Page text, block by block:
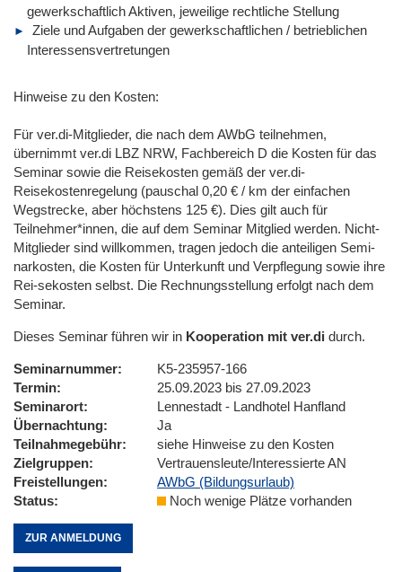
gewerkschaftlich Aktiven, jeweilige rechtliche Stellung
Ziele und Aufgaben der gewerkschaftlichen / betrieblichen
Interessensvertretungen
Hinweise zu den Kosten:
Für ver.di-Mitglieder, die nach dem AWbG teilnehmen,
übernimmt ver.di LBZ NRW, Fachbereich D die Kosten für das
Seminar sowie die Reisekosten gemäß der ver.di-
Reisekostenregelung (pauschal 0,20 € / km der einfachen
Wegstrecke, aber höchstens 125 €). Dies gilt auch für
Teilnehmer*innen, die auf dem Seminar Mitglied werden. Nicht-
Mitglieder sind willkommen, tragen jedoch die anteiligen Semi-
narkosten, die Kosten für Unterkunft und Verpflegung sowie ihre
Rei-sekosten selbst. Die Rechnungsstellung erfolgt nach dem
Seminar.
Dieses Seminar führen wir in Kooperation mit ver.di durch.
Seminarnummer
K5-235957-166
Termin
25.09.2023 bis 27.09.2023
Seminarort
Lennestadt - Landhotel Hanfland
Übernachtung
Ja
Teilnahmegebühr
siehe Hinweise zu den Kosten
Zielgruppen
Vertrauensleute/Interessierte AN
Freistellungen
AWbG (Bildungsurlaub)
Status
Noch wenige Plätze vorhanden
ZUR ANMELDUNG